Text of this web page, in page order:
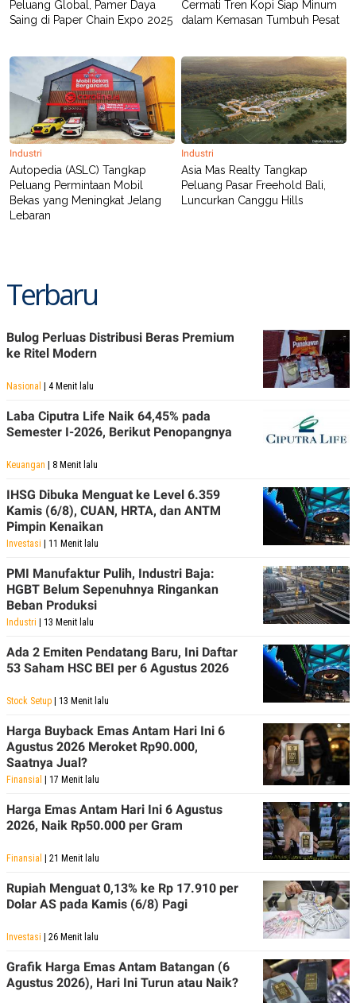
Peluang Global, Pamer Daya
Saing di Paper Chain Expo 2025
Cermati Tren Kopi Siap Minum
dalam Kemasan Tumbuh Pesat
Industri
Autopedia (ASLC) Tangkap
Peluang Permintaan Mobil
Bekas yang Meningkat Jelang
Lebaran
Industri
Asia Mas Realty Tangkap
Peluang Pasar Freehold Bali,
Luncurkan Canggu Hills
Terbaru
Bulog Perluas Distribusi Beras Premium
ke Ritel Modern
Nasional | 4 Menit lalu
Laba Ciputra Life Naik 64,45% pada
Semester I-2026, Berikut Penopangnya
Keuangan | 8 Menit lalu
IHSG Dibuka Menguat ke Level 6.359
Kamis (6/8), CUAN, HRTA, dan ANTM
Pimpin Kenaikan
Investasi | 11 Menit lalu
PMI Manufaktur Pulih, Industri Baja:
HGBT Belum Sepenuhnya Ringankan
Beban Produksi
Industri | 13 Menit lalu
Ada 2 Emiten Pendatang Baru, Ini Daftar
53 Saham HSC BEI per 6 Agustus 2026
Stock Setup | 13 Menit lalu
Harga Buyback Emas Antam Hari Ini 6
Agustus 2026 Meroket Rp90.000,
Saatnya Jual?
Finansial | 17 Menit lalu
Harga Emas Antam Hari Ini 6 Agustus
2026, Naik Rp50.000 per Gram
Finansial | 21 Menit lalu
Rupiah Menguat 0,13% ke Rp 17.910 per
Dolar AS pada Kamis (6/8) Pagi
Investasi | 26 Menit lalu
Grafik Harga Emas Antam Batangan (6
Agustus 2026), Hari Ini Turun atau Naik?